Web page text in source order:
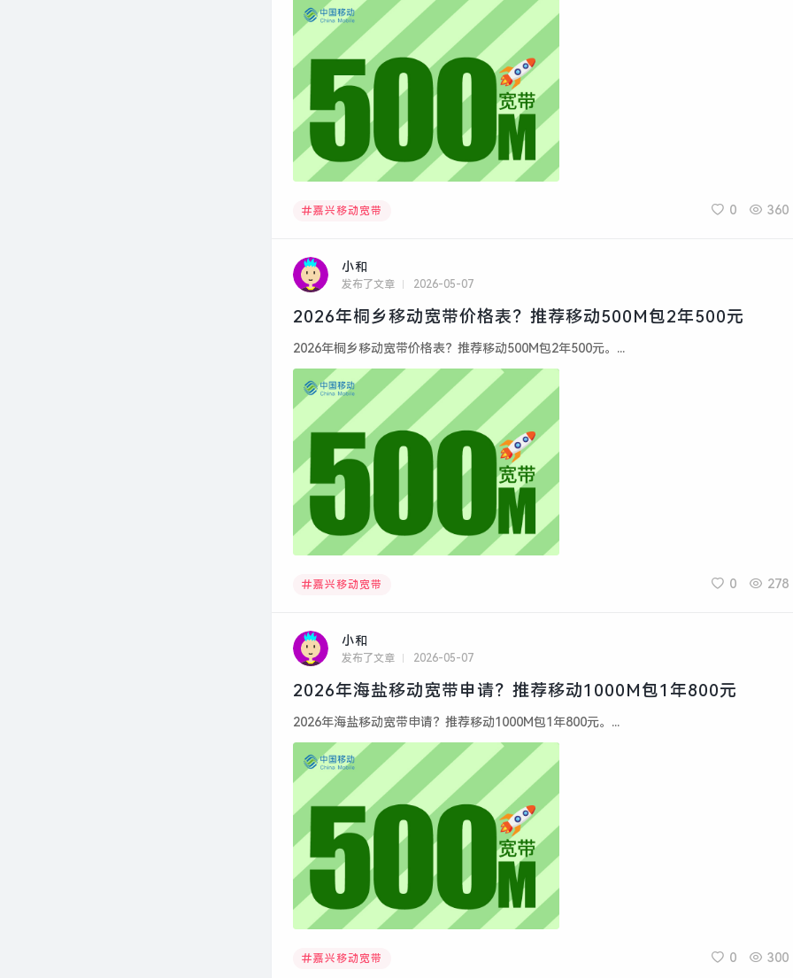
嘉兴移动宽带 0 360
小和
发布了文章 2026-05-07
2026年桐乡移动宽带价格表？推荐移动500M包2年500元
2026年桐乡移动宽带价格表？推荐移动500M包2年500元。...
嘉兴移动宽带 0 278
小和
发布了文章 2026-05-07
2026年海盐移动宽带申请？推荐移动1000M包1年800元
2026年海盐移动宽带申请？推荐移动1000M包1年800元。...
嘉兴移动宽带 0 300